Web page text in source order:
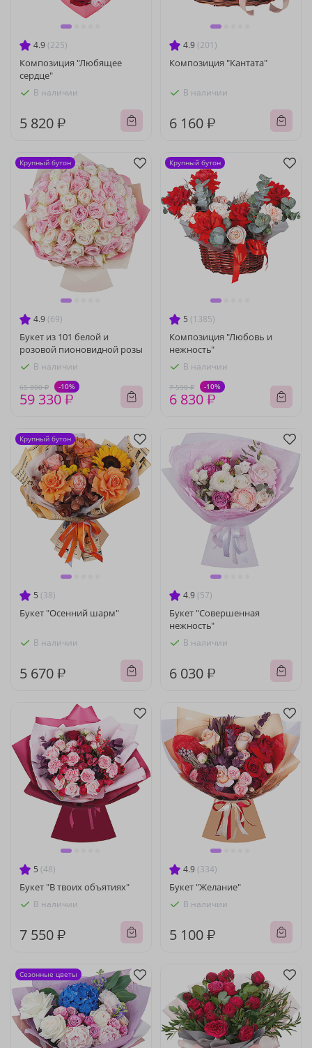
4.9 (225)
Композиция "Любящее
сердце"
В наличии
5 820 ₽
4.9 (201)
Композиция "Кантата"
В наличии
6 160 ₽
4.9 (69)
Букет из 101 белой и
розовой пионовидной розы
В наличии
65 800 ₽ -10%
59 330 ₽
Крупный бутон
5 (1385)
Композиция "Любовь и
нежность"
В наличии
7 590 ₽ -10%
6 830 ₽
Крупный бутон
5 (38)
Букет "Осенний шарм"
В наличии
5 670 ₽
Крупный бутон
4.9 (57)
Букет "Совершенная
нежность"
В наличии
6 030 ₽
5 (48)
Букет "В твоих объятиях"
В наличии
7 550 ₽
4.9 (334)
Букет "Желание"
В наличии
5 100 ₽
Сезонные цветы